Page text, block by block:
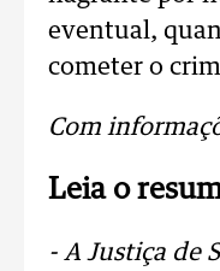
eventual,
cometer o
Com
Leia o
- A Justiça de